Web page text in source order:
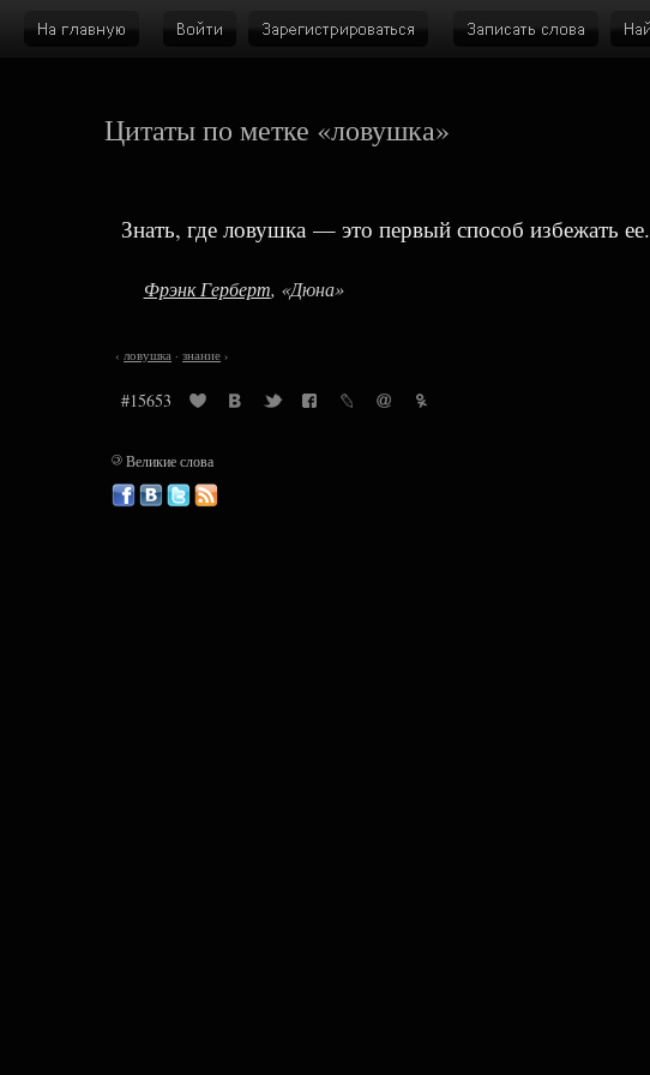
Цитаты по метке «ловушка»
Знать, где ловушка — это первый способ избежать ее.
Фрэнк Герберт, «Дюна»
‹ ловушка ·знание ›
#15653
©Великие слова